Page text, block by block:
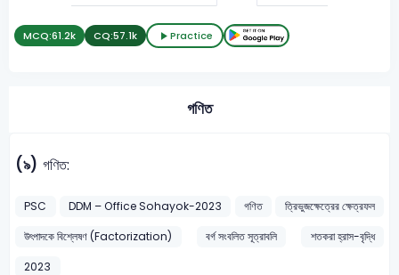
MCQ:61.2k CQ:57.1k Practice
গণিত
(৯) গণিত:
PSC DDM – Office Sohayok-2023 গণিত
ত্রিভুজক্ষেত্রের ক্ষেত্রফল
উৎপাদকে বিশ্লেষণ (Factorization)
বর্গ সংবলিত সূত্রাবলি
শতকরা হ্রাস-বৃদ্ধি
2023